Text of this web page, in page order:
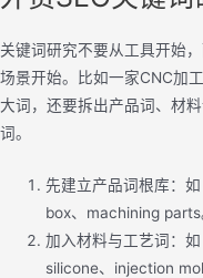
关键词研究不要从工具开始
场景开始。比如一家CNC加
大词，还要拆出产品词、材
词。
先建立产品词根库：
box、machining parts
加入材料与工艺词：
silicone、injection